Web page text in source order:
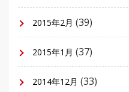
2015年2月 (39)
2015年1月 (37)
2014年12月 (33)